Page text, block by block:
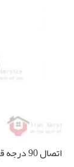
اتصال 90 درجه قهوه ساز دلونگی ec9335